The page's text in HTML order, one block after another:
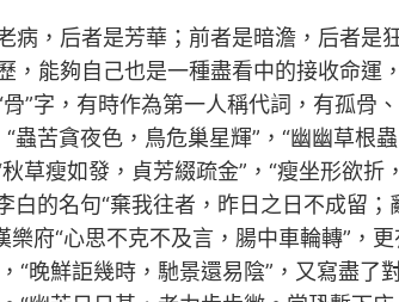
，后者是芳華；前者是暗澹，后者是
，能夠自己也是一種盡看中的接收命運
”字，有時作為第一人稱代詞，有孤骨
苦貪夜色，鳥危巢星輝”，“幽幽草根
草瘦如發，貞芳綴疏金”，“瘦坐形欲折
的名句“棄我往者，昨日之日不成留
府“心思不克不及言，腸中車輪轉”，
晚鮮詎幾時，馳景還易陰”，又寫盡了